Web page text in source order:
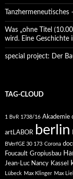
Was „ohne Titel
wird. Eine Geschichte
special project: Der
TAG-CLOUD
1 BvR 1738/16 Akademie
artLABOR berlin
BVerfGE 30 173 Corona
Foucault Gropiusbau
Jean-Luc Nancy Kassel
Lübeck
Max Klinger Max